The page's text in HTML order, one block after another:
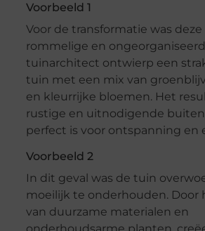
Voorbeeld 1
Voor de transformatie was
rommelige en
tuinarchitect ontwierp een
tuin met een mix van
en kleurrijke bloemen. Het
rustige en uitnodigende
perfect is voor ontspanning en
Voorbeeld 2
In dit geval was de tuin
moeilijk te onderhouden. Door
van duurzame materialen en